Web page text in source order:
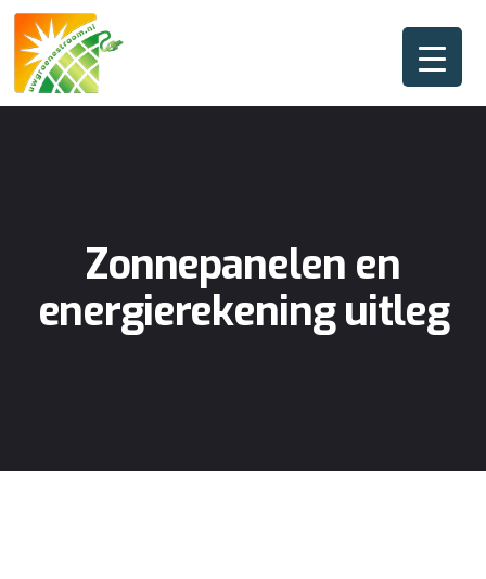
Zonnepanelen en
energierekening uitleg